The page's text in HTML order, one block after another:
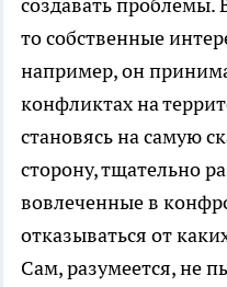
то собственные
например, он
конфликтах на
становясь на самую
сторону, тщательно
вовлеченные в
отказываться от
Сам, разумеется, не